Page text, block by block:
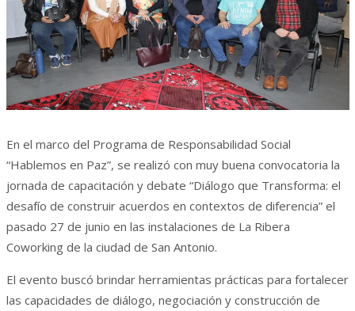
En el marco del Programa de Responsabilidad Social
“Hablemos en Paz”, se realizó con muy buena convocatoria la
jornada de capacitación y debate “Diálogo que Transforma: el
desafío de construir acuerdos en contextos de diferencia” el
pasado 27 de junio en las instalaciones de La Ribera
Coworking de la ciudad de San Antonio.
El evento buscó brindar herramientas prácticas para fortalecer
las capacidades de diálogo, negociación y construcción de